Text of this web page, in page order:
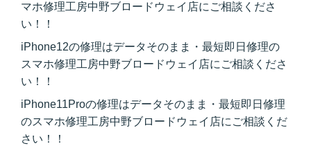
マホ修理工房中野ブロードウェイ店にご相談くださ
い！！
iPhone12の修理はデータそのまま・最短即日修理の
スマホ修理工房中野ブロードウェイ店にご相談くださ
い！！
iPhone11Proの修理はデータそのまま・最短即日修理
のスマホ修理工房中野ブロードウェイ店にご相談くだ
さい！！